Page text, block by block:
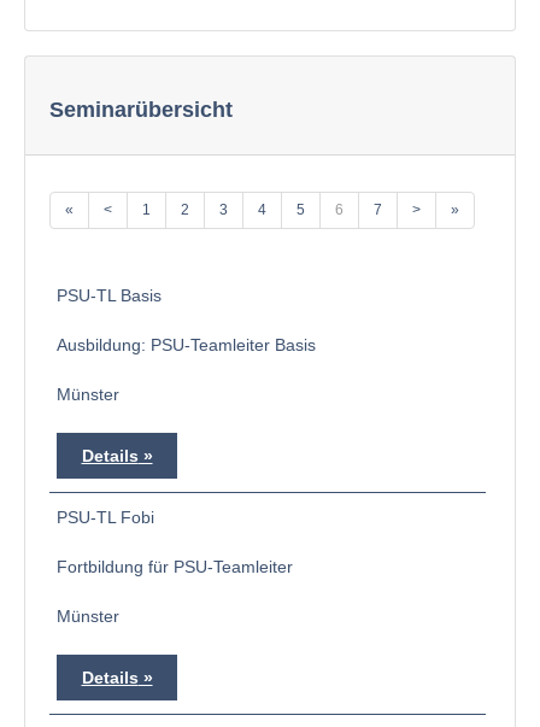
Seminarübersicht
« < 1 2 3 4 5 6 7 > »
PSU-TL Basis
Ausbildung: PSU-Teamleiter Basis
Münster
Details
PSU-TL Fobi
Fortbildung für PSU-Teamleiter
Münster
Details